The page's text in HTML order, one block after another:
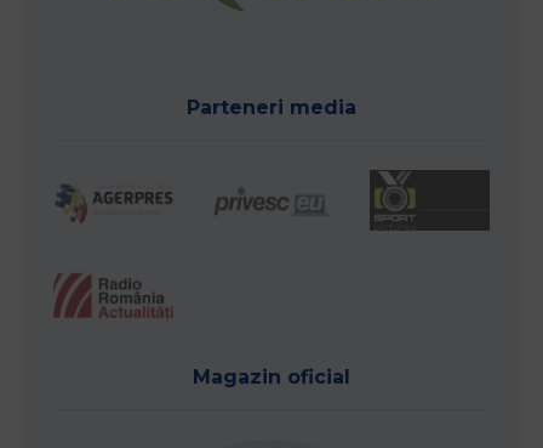
Parteneri media
Magazin oficial